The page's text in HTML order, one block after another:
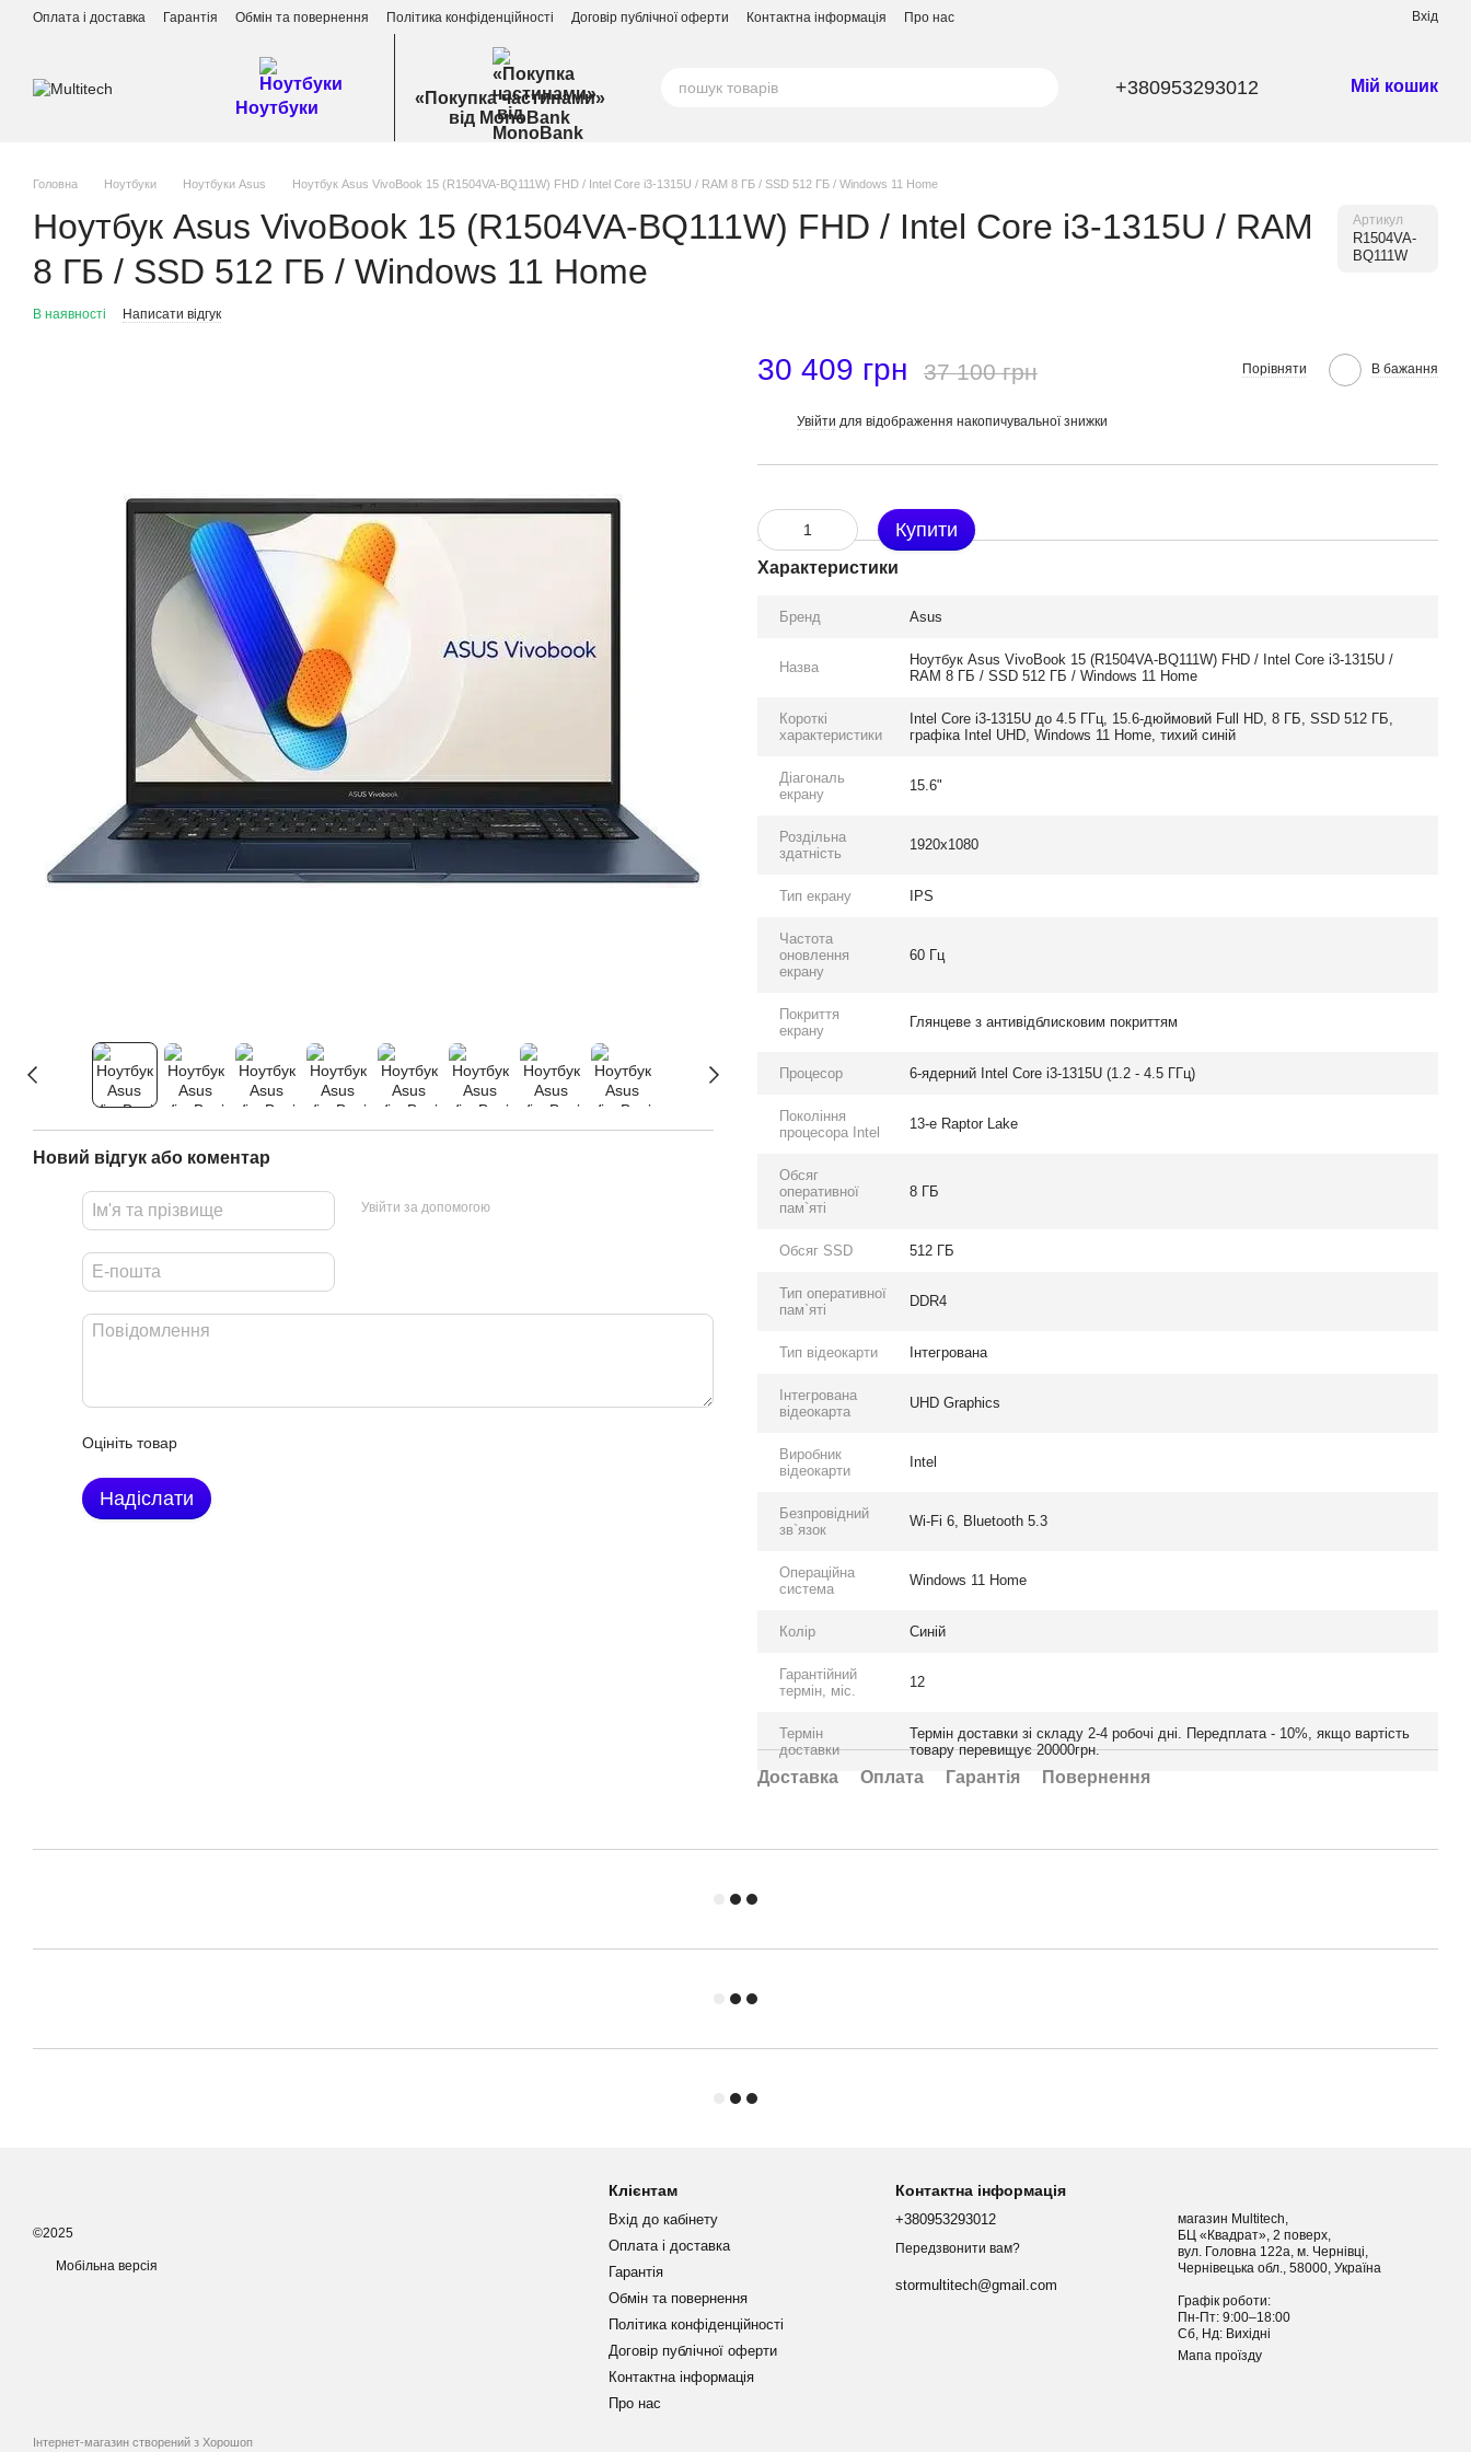
Перейти до основного контенту
Оплата і доставка Гарантія Обмін та повернення Політика конфіденційності Договір публічної оферти Контактна інформація Про нас Вхід
Ноутбуки
«Покупка частинами»
від MonoBank
+380953293012 Мій кошик
Головна Ноутбуки Ноутбуки Asus Ноутбук Asus VivoBook 15 (R1504VA-BQ111W) FHD / Intel Core i3-1315U / RAM 8 ГБ / SSD 512 ГБ / Windows 11 Home
Ноутбук Asus VivoBook 15 (R1504VA-BQ111W) FHD / Intel Core i3-1315U / RAM
8 ГБ / SSD 512 ГБ / Windows 11 Home
Артикул
R1504VA-
BQ111W
В наявності Написати відгук
Новий відгук або коментар
Увійти за допомогою
Оцініть товар
Надіслати
30 409 грн 37 100 грн Порівняти В бажання
Увійти для відображення накопичувальної знижки
Купити
Характеристики
Бренд Asus
Назва
Ноутбук Asus VivoBook 15 (R1504VA-BQ111W) FHD / Intel Core i3-1315U /
RAM 8 ГБ / SSD 512 ГБ / Windows 11 Home
Короткі
характеристики
Intel Core i3-1315U до 4.5 ГГц, 15.6-дюймовий Full HD, 8 ГБ, SSD 512 ГБ,
графіка Intel UHD, Windows 11 Home, тихий синій
Діагональ
екрану
15.6"
Роздільна
здатність
1920x1080
Тип екрану IPS
Частота
оновлення
екрану
60 Гц
Покриття
екрану
Глянцеве з антивідблисковим покриттям
Процесор 6-ядерний Intel Core i3-1315U (1.2 - 4.5 ГГц)
Покоління
процесора Intel
13-е Raptor Lake
Обсяг
оперативної
пам`яті
8 ГБ
Обсяг SSD 512 ГБ
Тип оперативної
пам`яті
DDR4
Тип відеокарти Інтегрована
Інтегрована
відеокарта
UHD Graphics
Виробник
відеокарти
Intel
Безпровідний
зв`язок
Wi-Fi 6, Bluetooth 5.3
Операційна
система
Windows 11 Home
Колір Синій
Гарантійний
термін, міс.
12
Термін
доставки
Термін доставки зі складу 2-4 робочі дні. Передплата - 10%, якщо вартість
товару перевищує 20000грн.
Доставка Оплата Гарантія Повернення
©2025
Мобільна версія
Інтернет-магазин створений з Хорошоп
Клієнтам
Вхід до кабінету
Оплата і доставка
Гарантія
Обмін та повернення
Політика конфіденційності
Договір публічної оферти
Контактна інформація
Про нас
Контактна інформація
+380953293012
Передзвонити вам?
stormultitech@gmail.com
магазин Multitech,
БЦ «Квадрат», 2 поверх,
вул. Головна 122а, м. Чернівці,
Чернівецька обл., 58000, Україна
Графік роботи:
Пн-Пт: 9:00–18:00
Сб, Нд: Вихідні
Мапа проїзду